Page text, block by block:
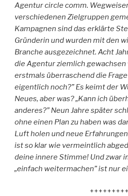
Agentur circle comm.
verschiedenen Zielgruppen
Kampagnen sind das erklärte
Gründerin und wurden mit den
Branche ausgezeichnet. Acht
die Agentur ziemlich gewachsen
erstmals überraschend die Frage
eigentlich noch?” Es keimt der
Neues, aber was? „Kann ich
anderes?” Neun Jahre später
ohne einen Plan zu haben was
Luft holen und neue
ist so klar wie vermeintlich
deine innere Stimme! Und zwar
„einfach weitermachen” ist nur
+++++++++